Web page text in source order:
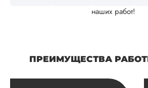
наших работ!
ПРЕИМУЩЕСТВА